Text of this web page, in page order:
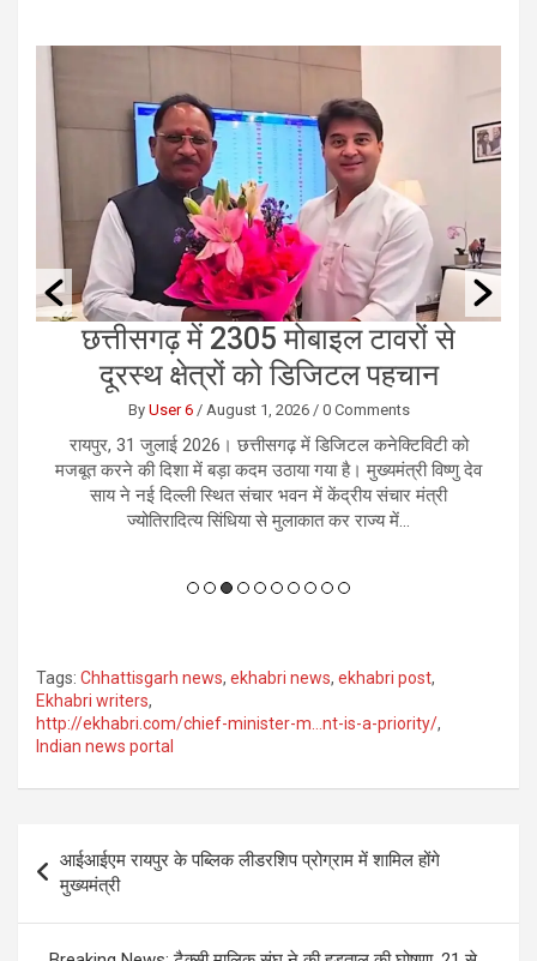
छत्तीसगढ़ में 2305 मोबाइल टावरों से
दूरस्थ क्षेत्रों को डिजिटल पहचान
By User 6/ August 1, 2026/ 0 Comments
रायपुर, 31 जुलाई 2026। छत्तीसगढ़ में डिजिटल कनेक्टिविटी को
मजबूत करने की दिशा में बड़ा कदम उठाया गया है। मुख्यमंत्री विष्णु देव
साय ने नई दिल्ली स्थित संचार भवन में केंद्रीय संचार मंत्री
ज्योतिरादित्य सिंधिया से मुलाकात कर राज्य में...
Tags: Chhattisgarh news, ekhabri news, ekhabri post,
Ekhabri writers,
http://ekhabri.com/chief-minister-m…nt-is-a-priority/,
Indian news portal
navigation
आईआईएम रायपुर के पब्लिक लीडरशिप प्रोग्राम में शामिल होंगे
मुख्यमंत्री